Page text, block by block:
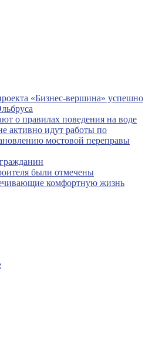
«Бизнес‑вершина» успешно
о правилах поведения на воде
активно идут работы по
мостовой переправы
были отмечены
комфортную жизнь